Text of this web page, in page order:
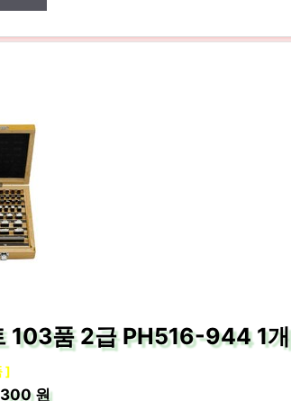
103품 2급 PH516-944 1개
]
원